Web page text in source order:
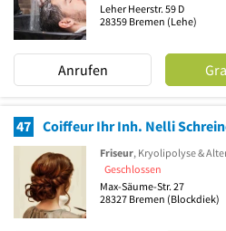
Leher Heerstr. 59 D
28359 Bremen (Lehe)
Anrufen
47 Coiffeur Ihr Inh. Nelli
Friseur, Kryolipolyse &
Geschlossen
Max-Säume-Str. 27
28327 Bremen (Blockdiek)